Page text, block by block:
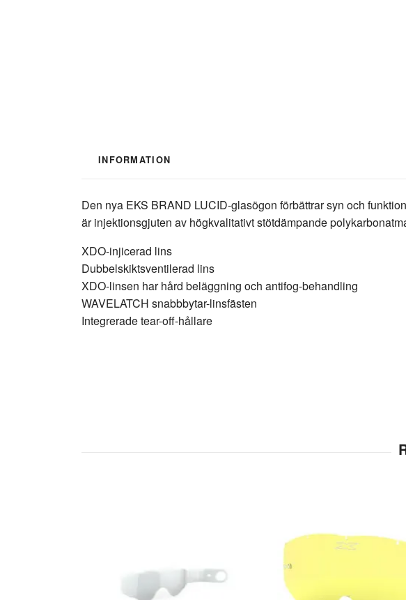
INFORMATION
Den nya EKS BRAND LUCID-glasögon förbättrar syn och
är injektionsgjuten av högkvalitativt stötdämpande
XDO-injicerad lins
Dubbelskiktsventilerad lins
XDO-linsen har hård beläggning och antifog-behandling
WAVELATCH snabbbytar-linsfästen
Integrerade tear-off-hållare